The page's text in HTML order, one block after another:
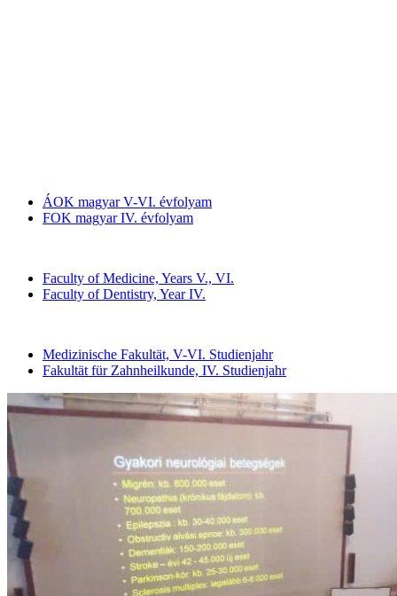
ÁOK magyar V-VI. évfolyam
FOK magyar IV. évfolyam
Faculty of Medicine, Years V., VI.
Faculty of Dentistry, Year IV.
Medizinische Fakultät, V-VI. Studienjahr
Fakultät für Zahnheilkunde, IV. Studienjahr